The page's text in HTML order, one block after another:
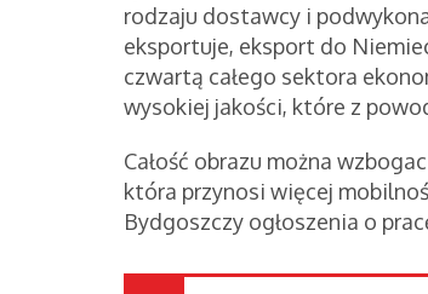
rodzaju dostawcy i
eksportuje, eksport do
czwartą całego sektora
wysokiej jakości, które z
Całość obrazu można
która przynosi więcej
Bydgoszczy ogłoszenia o